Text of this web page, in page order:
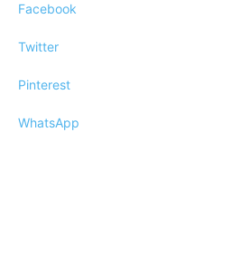
Facebook
Twitter
Pinterest
WhatsApp